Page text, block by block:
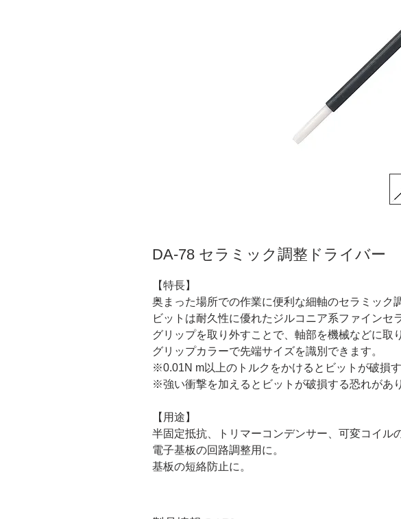
DA-78 セラミック調整ドライバー
【特長】
奥まった場所での作業に便利な細軸のセラミック
ビットは耐久性に優れたジルコニア系ファインセ
グリップを取り外すことで、軸部を機械などに取
グリップカラーで先端サイズを識別できます。
※0.01N m以上のトルクをかけるとビットが破損す
※強い衝撃を加えるとビットが破損する恐れがあ
【用途】
半固定抵抗、トリマーコンデンサー、可変コイル
電子基板の回路調整用に。
基板の短絡防止に。